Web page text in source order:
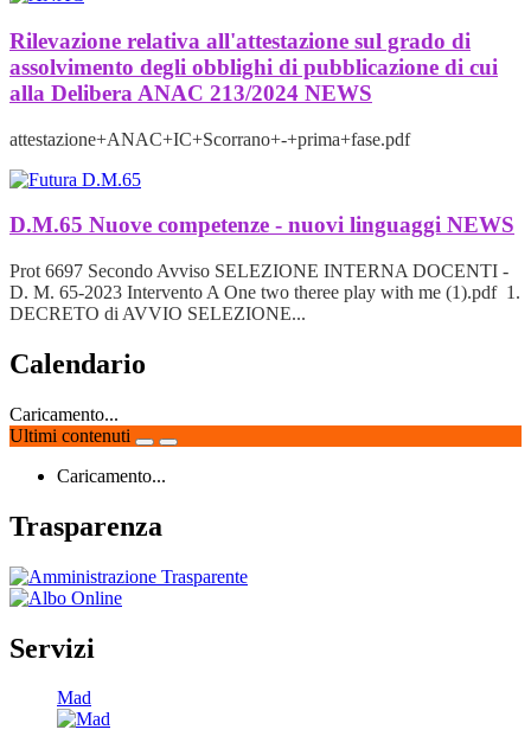
Rilevazione relativa all'attestazione sul grado di
assolvimento degli obblighi di pubblicazione di cui
alla Delibera ANAC 213/2024 NEWS
attestazione+ANAC+IC+Scorrano+-+prima+fase.pdf
D.M.65 Nuove competenze - nuovi linguaggi NEWS
Prot 6697 Secondo Avviso SELEZIONE INTERNA DOCENTI -
D. M. 65-2023 Intervento A One two theree play with me (1).pdf 1.
DECRETO di AVVIO SELEZIONE...
Calendario
Caricamento...
Ultimi contenuti
Caricamento...
Trasparenza
Servizi
Mad